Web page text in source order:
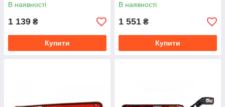
В наявності
1 139 ₴
Купити
В наявності
1 551 ₴
Купити